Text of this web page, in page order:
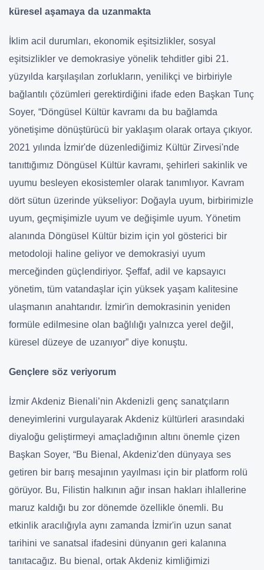
küresel aşamaya da uzanmakta
İklim acil durumları, ekonomik eşitsizlikler, sosyal
eşitsizlikler ve demokrasiye yönelik tehditler gibi 21.
yüzyılda karşılaşılan zorlukların, yenilikçi ve birbiriyle
bağlantılı çözümleri gerektirdiğini ifade eden Başkan Tunç
Soyer, “Döngüsel Kültür kavramı da bu bağlamda
yönetişime dönüştürücü bir yaklaşım olarak ortaya çıkıyor.
2021 yılında İzmir'de düzenlediğimiz Kültür Zirvesi'nde
tanıttığımız Döngüsel Kültür kavramı, şehirleri sakinlik ve
uyumu besleyen ekosistemler olarak tanımlıyor. Kavram
dört sütun üzerinde yükseliyor: Doğayla uyum, birbirimizle
uyum, geçmişimizle uyum ve değişimle uyum. Yönetim
alanında Döngüsel Kültür bizim için yol gösterici bir
metodoloji haline geliyor ve demokrasiyi uyum
merceğinden güçlendiriyor. Şeffaf, adil ve kapsayıcı
yönetim, tüm vatandaşlar için yüksek yaşam kalitesine
ulaşmanın anahtarıdır. İzmir'in demokrasinin yeniden
formüle edilmesine olan bağlılığı yalnızca yerel değil,
küresel düzeye de uzanıyor” diye konuştu.
Gençlere söz veriyorum
İzmir Akdeniz Bienali’nin Akdenizli genç sanatçıların
deneyimlerini vurgulayarak Akdeniz kültürleri arasındaki
diyaloğu geliştirmeyi amaçladığının altını önemle çizen
Başkan Soyer, “Bu Bienal, Akdeniz'den dünyaya ses
getiren bir barış mesajının yayılması için bir platform rolü
görüyor. Bu, Filistin halkının ağır insan hakları ihlallerine
maruz kaldığı bu zor dönemde özellikle önemli. Bu
etkinlik aracılığıyla aynı zamanda İzmir'in uzun sanat
tarihini ve sanatsal ifadesini dünyanın geri kalanına
tanıtacağız. Bu bienal, ortak Akdeniz kimliğimizi